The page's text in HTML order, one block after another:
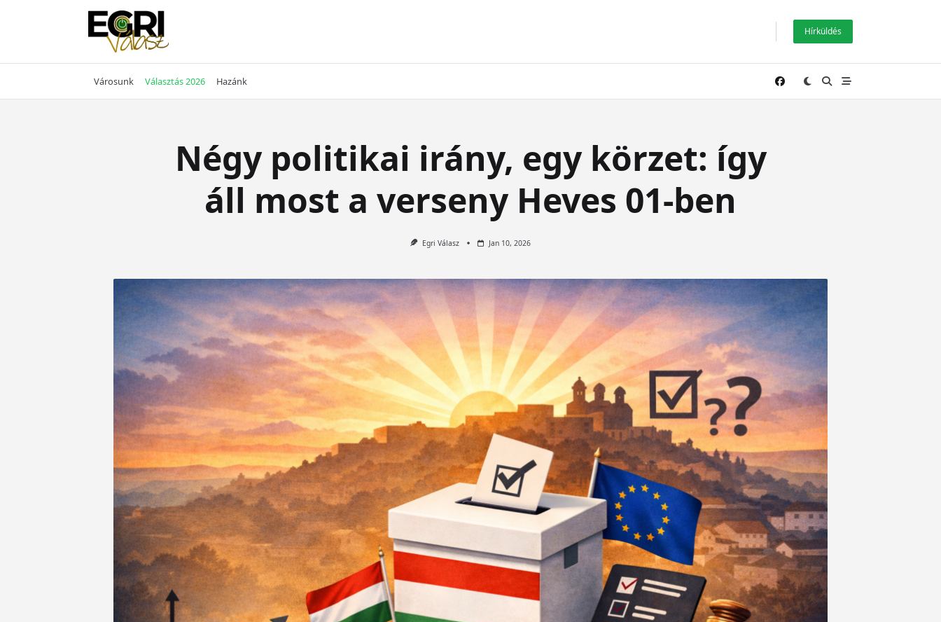
Hírküldés
Városunk Választás 2026 Hazánk
Négy politikai irány, egy körzet: így
áll most a verseny Heves 01-ben
Egri Válasz Jan 10, 2026